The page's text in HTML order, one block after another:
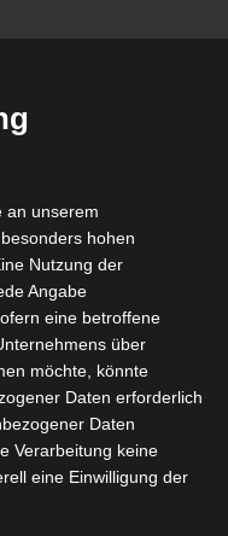
an unserem
hohen
Nutzung der
Angabe
eine betroffene
über
möchte, könnte
Daten erforderlich
Daten
Verarbeitung keine
eine Einwilligung der